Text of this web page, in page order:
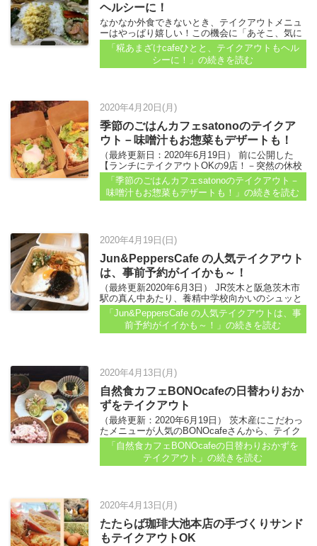
ヘルシーに！
なかなか外食できないとき、テイクアウトメニュ
ーはやっぱり嬉しい！この機会に「あそこ、気に
なってた」というお店のテイクアウトメニューを
楽しめるといいですね...
「糀あまざけcafeひとと、テイクアウトもヘル
シーに！」の続きを読む
2020年4月20日(月)
季節のごはんカフェsatonoのテイクア
ウト－味噌汁もお惣菜もデザートも！
（最終更新日：2020年6月19日） 前に公開した
【ランチにテイクアウトOKの9店！－突然の休校
でお困りならココ】（2020年3月3日）記事...
「季節のごはんカフェsatonoのテイクアウト－
味噌汁もお惣菜もデザートも！」の続きを読む
2020年4月19日(日)
Jun&PeppersCafe の人気テイクアウト
は、事前予約がイイかも～！
（最終更新2020年6月3日） JR茨木と阪急茨木市
駅の真ん中あたり、養精中学校向かいのシュッと
した建物の2F。 Jun&PeppersCafe さんのテイク
アウトメニューを紹介しま～す。 平日は、早めに
売り切れてしまうこともあるようです...
「Jun&PeppersCafe の人気テイクアウトは、事
前予約がイイかも～！」の続きを読む
2020年4月13日(月)
自然食カフェBONOcafeの日替わりおか
ずをテイクアウト
（最終更新：2020年6月19日） 茨木産にこだわっ
たメニューが人気のBONOcafeさんから、テイク
アウト情報が届いています。 タレやソース、飾り
のグリーンなども別でついてくるので、食べる前
に自宅の器に盛りつけるのがおススメです...
「自然食カフェBONOcafeの日替わりおかずを
テイクアウト」の続きを読む
2020年4月13日(月)
たたらば珈琲大池本店の手づくりサンド
もテイクアウトOK